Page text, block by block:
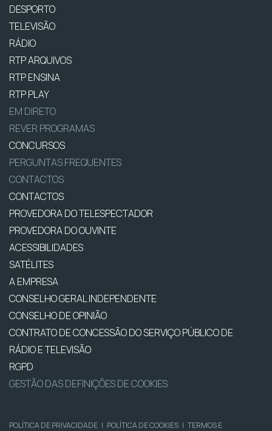
DESPORTO
TELEVISÃO
RÁDIO
RTP ARQUIVOS
RTP ENSINA
RTP PLAY
EM DIRETO
REVER PROGRAMAS
CONCURSOS
PERGUNTAS FREQUENTES
CONTACTOS
CONTACTOS
PROVEDORA DO TELESPECTADOR
PROVEDORA DO OUVINTE
ACESSIBILIDADES
SATÉLITES
A EMPRESA
CONSELHO GERAL INDEPENDENTE
CONSELHO DE OPINIÃO
CONTRATO DE CONCESSÃO DO SERVIÇO PÚBLICO DE
RÁDIO E TELEVISÃO
RGPD
GESTÃO DAS DEFINIÇÕES DE COOKIES
POLÍTICA DE PRIVACIDADE | POLÍTICA DE COOKIES | TERMOS E